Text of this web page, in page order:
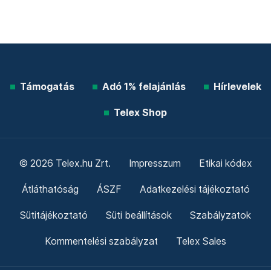
Támogatás Adó 1% felajánlás Hírlevelek
Telex Shop
© 2026 Telex.hu Zrt. Impresszum Etikai kódex
Átláthatóság ÁSZF Adatkezelési tájékoztató
Sütitájékoztató Süti beállítások Szabályzatok
Kommentelési szabályzat Telex Sales